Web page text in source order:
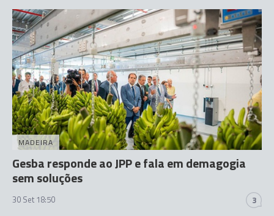
MADEIRA
Gesba responde ao JPP e fala em demagogia
sem soluções
30 Set 18:50 3